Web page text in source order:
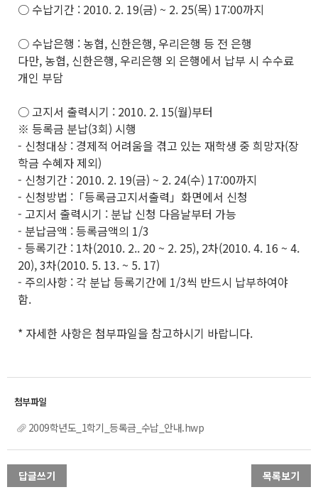
○ 수납기간 : 2010. 2. 19(금) ~ 2. 25(목) 17:00까지
○ 수납은행 : 농협, 신한은행, 우리은행 등 전 은행
다만, 농협, 신한은행, 우리은행 외 은행에서 납부 시 수수료
개인 부담
○ 고지서 출력시기 : 2010. 2. 15(월)부터
※ 등록금 분납(3회) 시행
- 신청대상 : 경제적 어려움을 겪고 있는 재학생 중 희망자(장
학금 수혜자 제외)
- 신청기간 : 2010. 2. 19(금) ~ 2. 24(수) 17:00까지
- 신청방법 :「등록금고지서출력」화면에서 신청
- 고지서 출력시기 : 분납 신청 다음날부터 가능
- 분납금액 : 등록금액의 1/3
- 등록기간 : 1차(2010. 2.. 20 ~ 2. 25), 2차(2010. 4. 16 ~ 4.
20), 3차(2010. 5. 13. ~ 5. 17)
- 주의사항 : 각 분납 등록기간에 1/3씩 반드시 납부하여야
함.
* 자세한 사항은 첨부파일을 참고하시기 바랍니다.
2009학년도_1학기_등록금_수납_안내.hwp
답글쓰기 목록보기